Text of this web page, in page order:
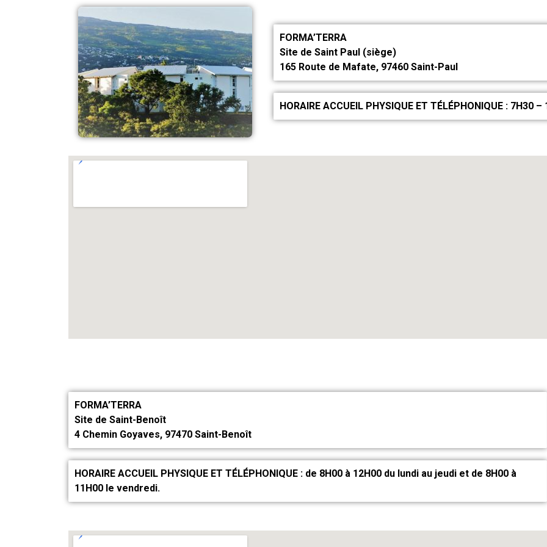
FORMA’TERRA
Site de Saint Paul (siège)
165 Route de Mafate, 97460 Saint-Paul
HORAIRE ACCUEIL PHYSIQUE ET TÉLÉPHONIQUE : 7H30 –
FORMA’TERRA
Site de Saint-Benoît
4 Chemin Goyaves, 97470 Saint-Benoît
HORAIRE ACCUEIL PHYSIQUE ET TÉLÉPHONIQUE : de 8H00 à 12H00 du lundi au jeudi et de 8H00 à
11H00 le vendredi.